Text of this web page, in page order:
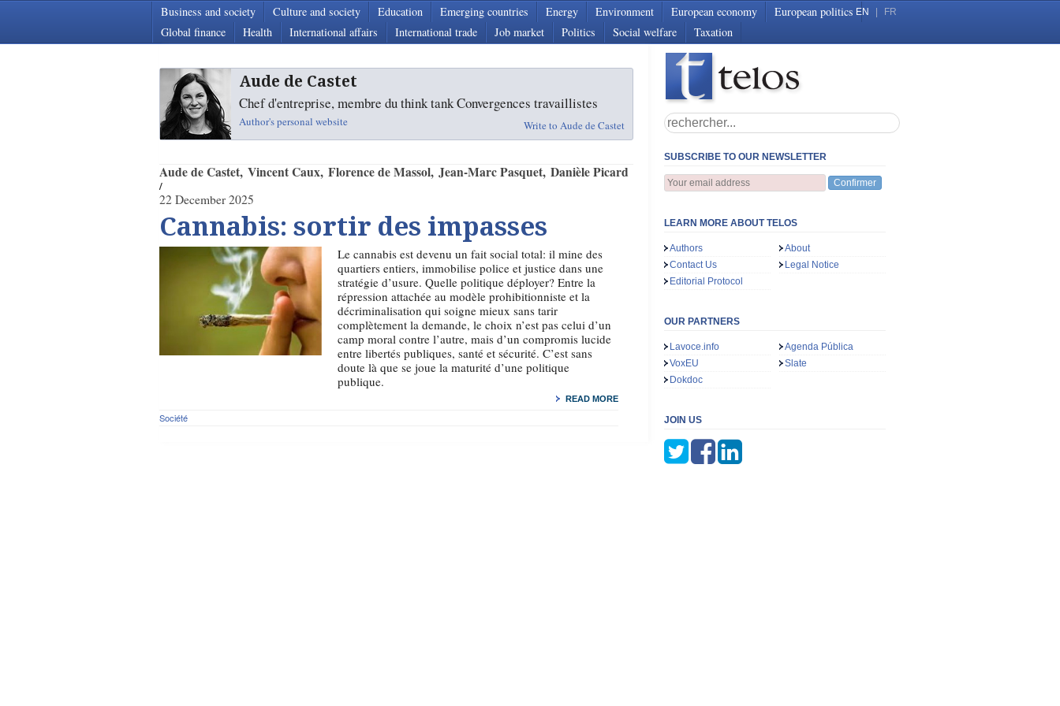
Business and society Culture and society Education Emerging countries Energy Environment European economy
European politics
Global finance
Health International affairs International trade Job market Politics Social welfare Taxation
EN FR
Aude de Castet
Chef d'entreprise, membre du think tank Convergences travaillistes
Author's personal website Write to Aude de Castet
Aude de Castet Vincent Caux Florence de Massol Jean-Marc Pasquet Danièle Picard
22 December 2025
Cannabis: sortir des impasses
Le cannabis est devenu un fait social total: il mine des
quartiers entiers, immobilise police et justice dans une
stratégie d’usure. Quelle politique déployer? Entre la
répression attachée au modèle prohibitionniste et la
décriminalisation qui soigne mieux sans tarir
complètement la demande, le choix n’est pas celui d’un
camp moral contre l’autre, mais d’un compromis lucide
entre libertés publiques, santé et sécurité. C’est sans
doute là que se joue la maturité d’une politique
publique.
READ MORE
Société
SUBSCRIBE TO OUR NEWSLETTER
Confirmer
LEARN MORE ABOUT TELOS
Authors
About
Contact Us
Legal Notice
Editorial Protocol
OUR PARTNERS
Lavoce.info
Agenda Pública
VoxEU
Slate
Dokdoc
JOIN US